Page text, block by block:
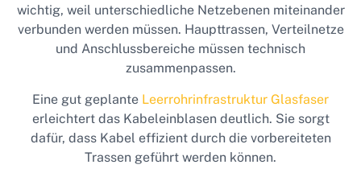
wichtig, weil unterschiedliche Netzebenen miteinander
verbunden werden müssen. Haupttrassen, Verteilnetze
und Anschlussbereiche müssen technisch
zusammenpassen.
Eine gut geplante Leerrohrinfrastruktur Glasfaser
erleichtert das Kabeleinblasen deutlich. Sie sorgt
dafür, dass Kabel effizient durch die vorbereiteten
Trassen geführt werden können.